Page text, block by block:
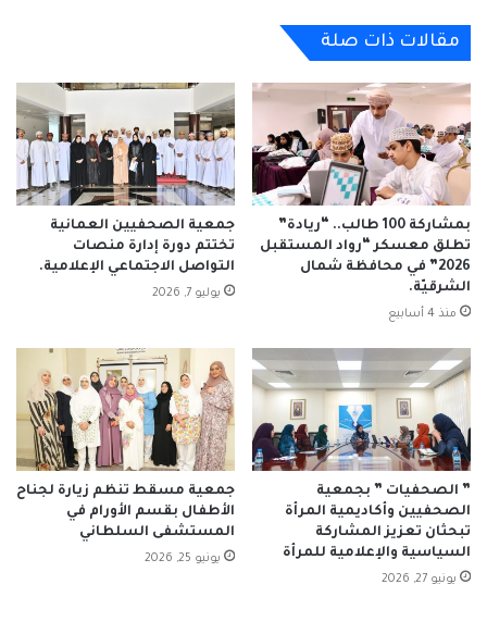
مقالات ذات صلة
بمشاركة 100 طالب.. “ريادة”
تطلق معسكر “رواد المستقبل
2026” في محافظة شمال
الشرقيّة.
منذ 4 أسابيع
جمعية الصحفيين العمانية
تختتم دورة إدارة منصات
التواصل الاجتماعي الإعلامية.
يوليو 7, 2026
” الصحفيات ” بجمعية
الصحفيين وأكاديمية المرأة
تبحثان تعزيز المشاركة
السياسية والإعلامية للمرأة
يونيو 27, 2026
جمعية مسقط تنظم زيارة لجناح
الأطفال بقسم الأورام في
المستشفى السلطاني
يونيو 25, 2026